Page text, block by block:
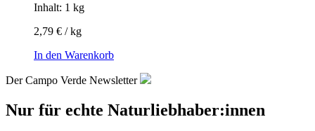
Inhalt: 1 kg
2,79 € /kg
In den Warenkorb
Der Campo Verde Newsletter
Nur für echte Naturliebhaber:innen